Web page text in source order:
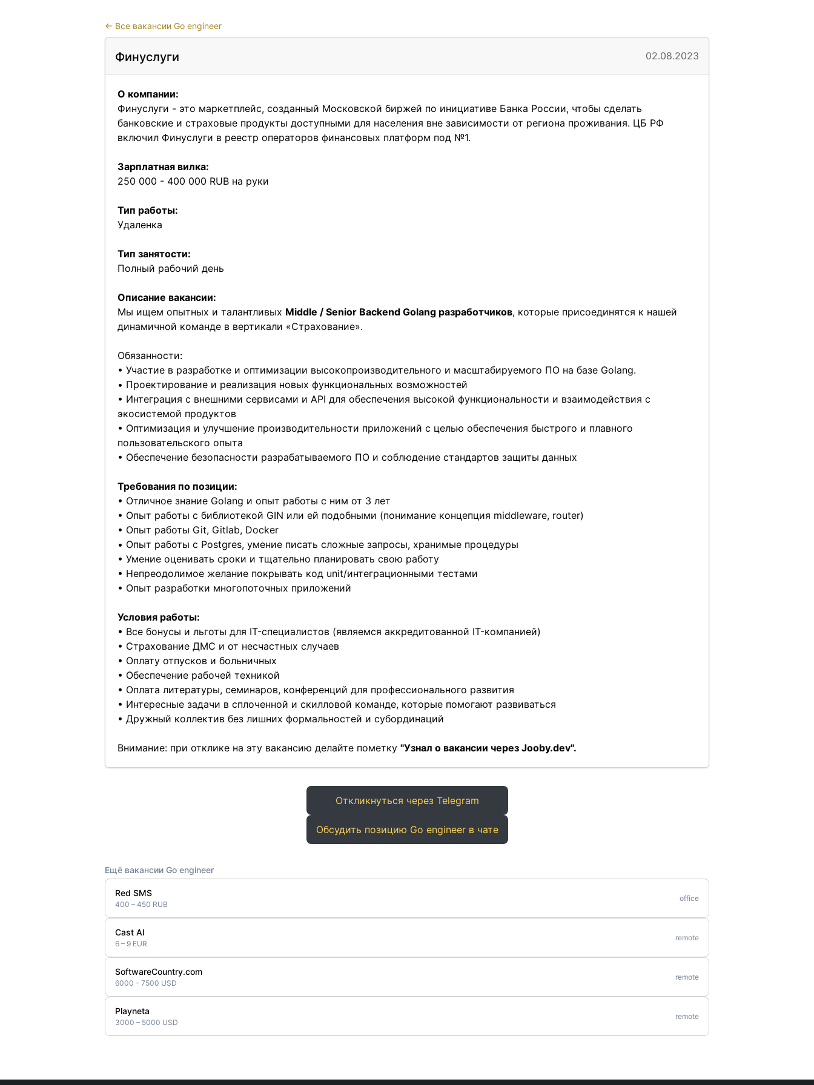
← Все вакансии Go engineer
Финуслуги 02.08.2023
О компании:
Финуслуги - это маркетплейс, созданный Московской биржей по инициативе Банка России, чтобы сделать
банковские и страховые продукты доступными для населения вне зависимости от региона проживания. ЦБ РФ
включил Финуслуги в реестр операторов финансовых платформ под №1.
Зарплатная вилка:
250 000 - 400 000 RUB на руки
Тип работы:
Удаленка
Тип занятости:
Полный рабочий день
Описание вакансии:
Мы ищем опытных и талантливых Middle / Senior Backend Golang разработчиков, которые присоединятся к нашей
динамичной команде в вертикали «Страхование».
Обязанности:
• Участие в разработке и оптимизации высокопроизводительного и масштабируемого ПО на базе Golang.
• Проектирование и реализация новых функциональных возможностей
• Интеграция с внешними сервисами и API для обеспечения высокой функциональности и взаимодействия с
экосистемой продуктов
• Оптимизация и улучшение производительности приложений с целью обеспечения быстрого и плавного
пользовательского опыта
• Обеспечение безопасности разрабатываемого ПО и соблюдение стандартов защиты данных
Требования по позиции:
• Отличное знание Golang и опыт работы с ним от 3 лет
• Опыт работы с библиотекой GIN или ей подобными (понимание концепция middleware, router)
• Опыт работы Git, Gitlab, Docker
• Опыт работы с Postgres, умение писать сложные запросы, хранимые процедуры
• Умение оценивать сроки и тщательно планировать свою работу
• Непреодолимое желание покрывать код unit/интеграционными тестами
• Опыт разработки многопоточных приложений
Условия работы:
• Все бонусы и льготы для IT-специалистов (являемся аккредитованной IT-компанией)
• Страхование ДМС и от несчастных случаев
• Оплату отпусков и больничных
• Обеспечение рабочей техникой
• Оплата литературы, семинаров, конференций для профессионального развития
• Интересные задачи в сплоченной и скилловой команде, которые помогают развиваться
• Дружный коллектив без лишних формальностей и субординаций
Внимание: при отклике на эту вакансию делайте пометку "Узнал о вакансии через Jooby.dev".
Откликнуться через Telegram
Обсудить позицию Go engineer в чате
Ещё вакансии Go engineer
Red SMS
400 – 450 RUB
office
Cast AI
6 – 9 EUR
remote
SoftwareCountry.com
6000 – 7500 USD
remote
Playneta
3000 – 5000 USD
remote